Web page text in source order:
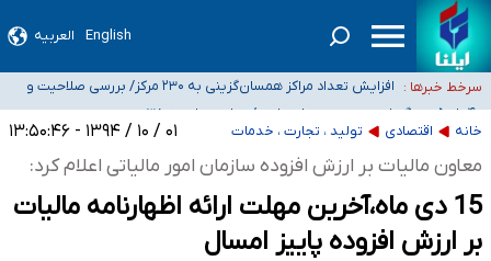
English العربیه
سرخط خبرها :
ضرورت آموزش حریم خصوصی در فضای آنلاین در مدارس/ هزینه‌های سنگین
اجتماعی انتشار تصاویر خصوصی برای قربانیان/ سوءاستفاده مجرمان از ترس
رسوایی
افزایش تعداد مراکز همسان‌گزینی به ۲۳۰ مرکز/ بررسی صلاحیت و
نظارت‌ها به سازمان تبلیغات واگذار شده است
۴۰ تا ۵۰ روز گرمای نسبی در پیش داریم/ دمای تهران به ۳۸ درجه
می‌رسد
موضع وزارت بهداشت درباره ظرفیت پزشکی کنکور ۱۴۰۵: خواستار اصلاح ظرفیت‌ها
هستیم، اما هنوز پاسخ مشخصی نگرفته‌ایم
تعویق آزمون ورودی دکترای تخصصی فرماندهی صحنه عملیات و دکترای تخصصی
جغرافیای نظامی دافوس آجا
خانه اقتصادی تولید ، تجارت ، خدمات ۰۱ / ۱۰ / ۱۳۹۴ - ۱۳:۵۰:۴۶
معاون مالیات بر ارزش افزوده سازمان امور مالیاتی اعلام کرد:
15 دی ماه،آخرین مهلت ارائه اظهارنامه مالیات
بر ارزش افزوده پاییز امسال